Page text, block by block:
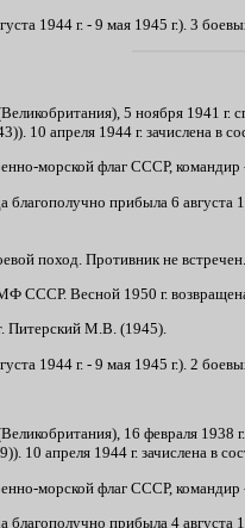
1944 г. - 9 мая 1945 г.). 3
5 ноября 1941
10 апреля 1944 г. зачислена в
морской флаг СССР,
прибыла 6
поход. Противник не встречен.
СССР. Весной 1950 г.
Питерский М.В. (1945).
1944 г. - 9 мая 1945 г.). 2
16 февраля
10 апреля 1944 г. зачислена в
морской флаг СССР,
прибыла 4 августа